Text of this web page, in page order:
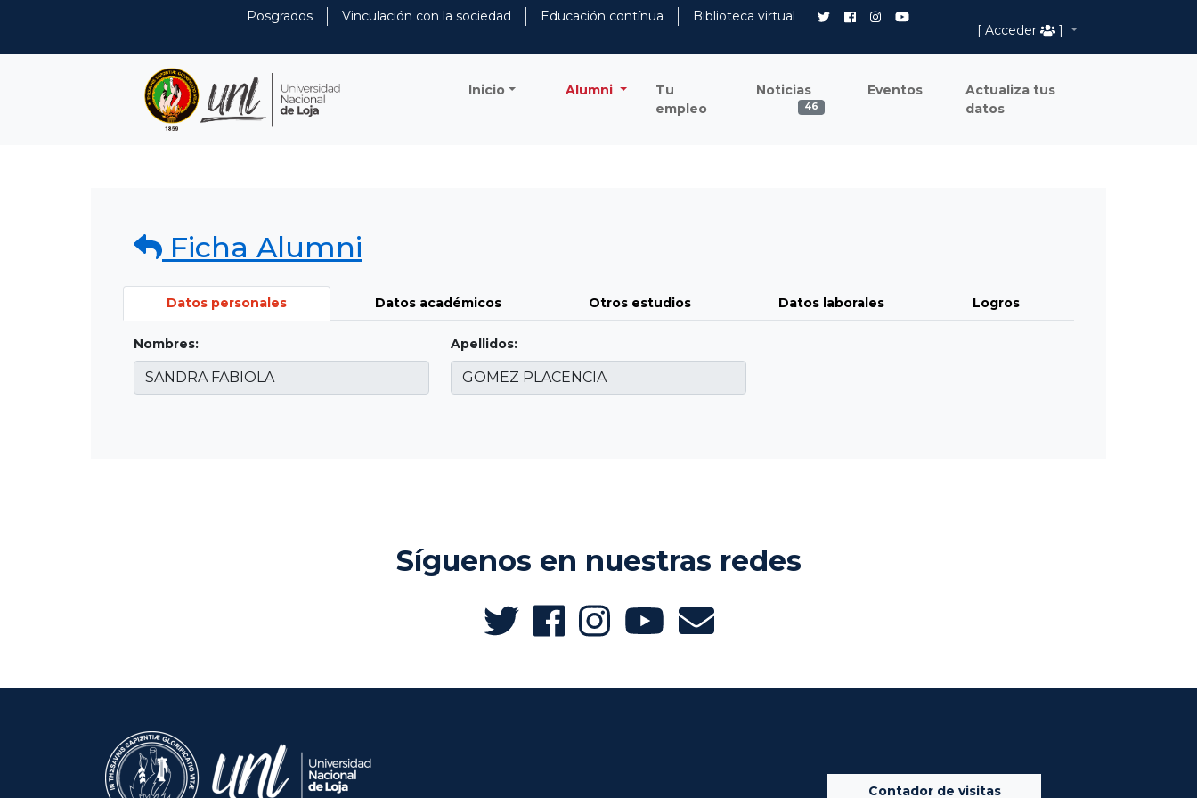
Posgrados Vinculación con la sociedad Educación contínua
Biblioteca virtual
[ Acceder
]
Inicio Alumni
Tu
empleo
Noticias
46
Eventos
Actualiza tus
datos
Ficha Alumni
Datos personales Datos académicos Otros estudios Datos laborales Logros
Nombres: Apellidos:
Síguenos en nuestras redes
Contador de visitas